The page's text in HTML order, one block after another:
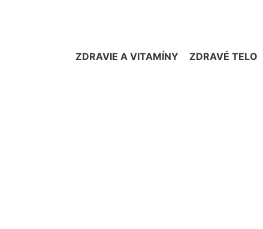
ZDRAVIE A VITAMÍNY ZDRAVÉ TELO